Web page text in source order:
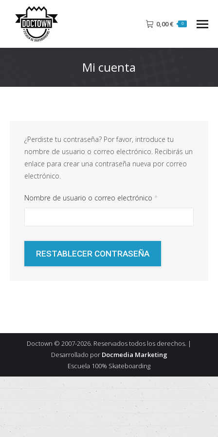
0,00€ 0
Mi cuenta
¿Perdiste tu contraseña? Por favor, introduce tu
nombre de usuario o correo electrónico. Recibirás un
enlace para crear una contraseña nueva por correo
electrónico.
Nombre de usuario o correo electrónico *Obligatorio
RESTABLECER CONTRASEÑA
Doctown © 2007-2026. Reservados todos los derechos. |
Desarrollado por Docmedia Marketing
Escuela 100% Skateboarding